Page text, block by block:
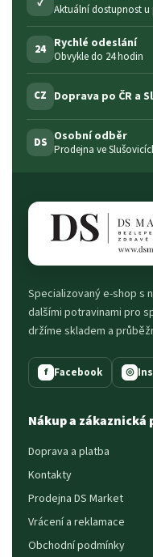
Aktuální dostupnost u
24 Rychlé odeslání
Obvykle do 24 hodin
CZ Doprava po ČR a
DS Osobní odběr
Prodejna ve
Specializovaný e-shop s
dalšími potravinami pro
držíme skladem a
f Facebook ◎
Nákup a zákaznická
Doprava a platba
Kontakty
Prodejna DS Market
Vrácení a reklamace
Obchodní podmínky